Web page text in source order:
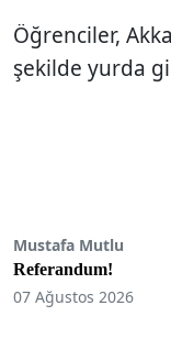
Öğrenciler,
şekilde yurda
Mustafa Mutlu
Referandum!
07 Ağustos 2026